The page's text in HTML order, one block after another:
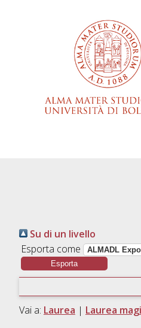
Su di un livello
Esporta come
Vai a: Laurea | Laurea